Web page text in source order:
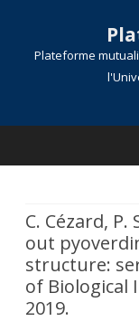
Plateforme
C. Cézard,
out
structure:
of Biological
2019.